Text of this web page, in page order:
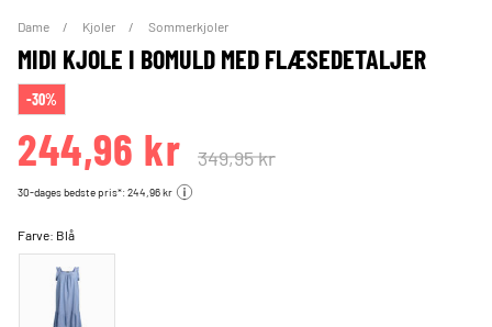
Dame Kjoler Sommerkjoler
MIDI KJOLE I BOMULD MED FLÆSEDETALJER
-30%
244,96 kr 349,95 kr
30-dages bedste pris*: 244,96 kr
Farve: Blå